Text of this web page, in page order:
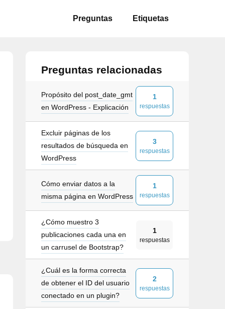
Preguntas Etiquetas
Preguntas relacionadas
Propósito del post_date_gmt
en WordPress - Explicación
1
respuestas
Excluir páginas de los
resultados de búsqueda en
WordPress
3
respuestas
Cómo enviar datos a la
misma página en WordPress
1
respuestas
¿Cómo muestro 3
publicaciones cada una en
un carrusel de Bootstrap?
1
respuestas
¿Cuál es la forma correcta
de obtener el ID del usuario
conectado en un plugin?
2
respuestas